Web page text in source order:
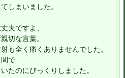
しまいました。
夫ですよ、
切な言葉。
も全く痛くありませんでした。
で
たのにびっくりしました。